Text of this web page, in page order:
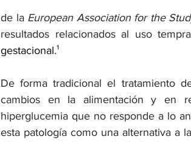
de la European Association for the
resultados relacionados al uso
gestacional.¹
De forma tradicional el tratamiento
cambios en la alimentación y en
hiperglucemia que no responde a lo
esta patología como una alternativa a